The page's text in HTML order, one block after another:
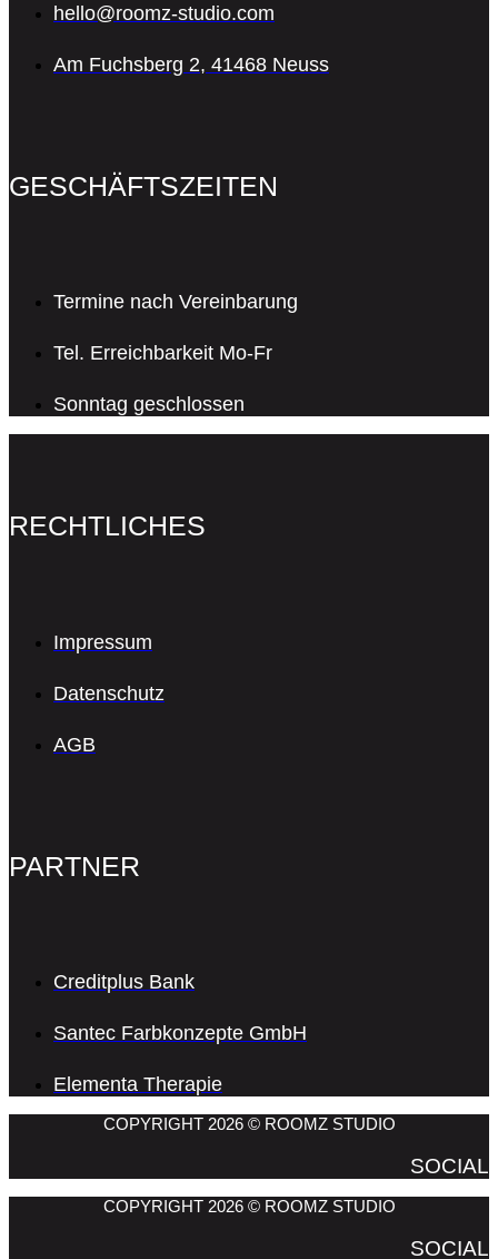
hello@roomz-studio.com
Am Fuchsberg 2, 41468 Neuss
GESCHÄFTSZEITEN
Termine nach Vereinbarung
Tel. Erreichbarkeit Mo-Fr
Sonntag geschlossen
RECHTLICHES
Impressum
Datenschutz
AGB
PARTNER
Creditplus Bank
Santec Farbkonzepte GmbH
Elementa Therapie
COPYRIGHT 2026 © ROOMZ STUDIO
SOCIAL
COPYRIGHT 2026 © ROOMZ STUDIO
SOCIAL